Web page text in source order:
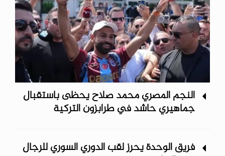
النجم المصري محمد صلاح يحظى باستقبال
جماهيري حاشد في طرابزون التركية
فريق الوحدة يحرز لقب الدوري السوري للرجال